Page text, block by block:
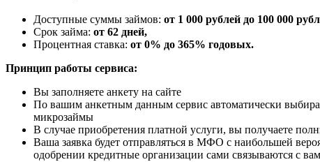
Доступные суммы займов: от 1 000 рублей до 100 000
Срок займа: от 62 дней,
Процентная ставка: от 0% до 365% годовых.
Принцип работы сервиса:
Вы заполняете анкету на сайте
По вашим анкетным данным сервис автоматически
микрозаймы
В случае приобретения платной услуги, вы получаете
Ваша заявка будет отправляться в МФО с наибольшей
одобрении кредитные организации сами связываются с